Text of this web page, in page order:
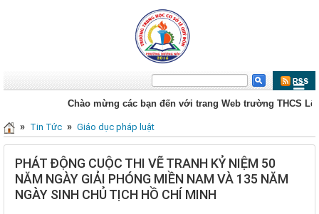
Chào mừng các bạn đến với trang Web trường THCS Lê Quý
» Tin Tức » Giáo dục pháp luật
PHÁT ĐỘNG CUỘC THI VẼ TRANH KỶ NIỆM 50
NĂM NGÀY GIẢI PHÓNG MIỀN NAM VÀ 135 NĂM
NGÀY SINH CHỦ TỊCH HỒ CHÍ MINH